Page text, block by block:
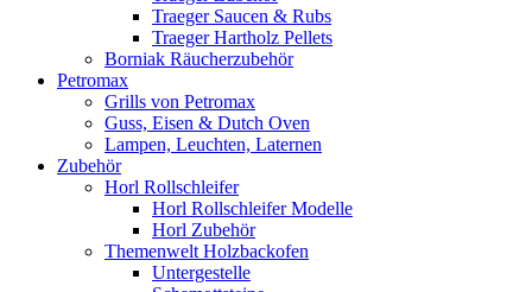
Traeger Saucen & Rubs
Traeger Hartholz Pellets
Borniak Räucherzubehör
Petromax
Grills von Petromax
Guss, Eisen & Dutch Oven
Lampen, Leuchten, Laternen
Zubehör
Horl Rollschleifer
Horl Rollschleifer Modelle
Horl Zubehör
Themenwelt Holzbackofen
Untergestelle